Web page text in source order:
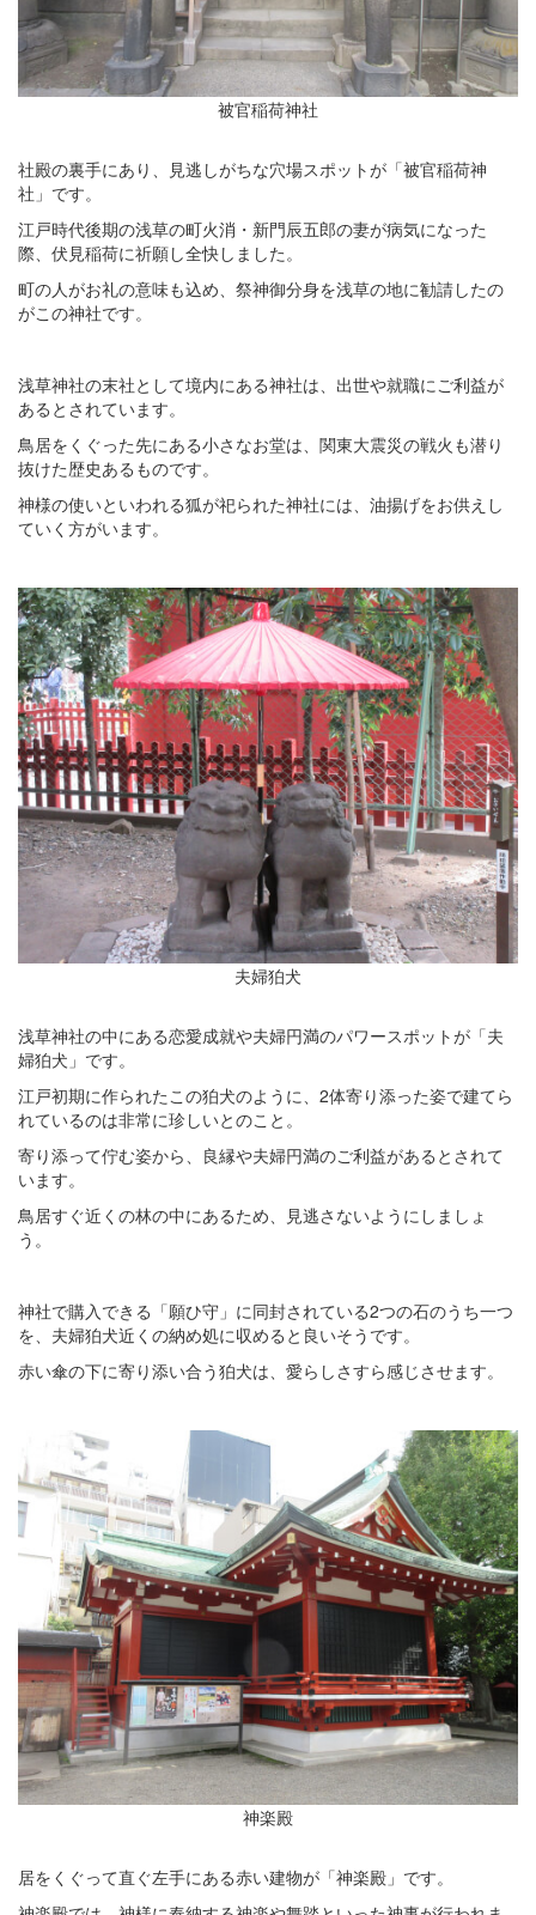
被官稲荷神社
社殿の裏手にあり、見逃しがちな穴場スポットが「被官稲荷神
社」です。
江戸時代後期の浅草の町火消・新門辰五郎の妻が病気になった
際、伏見稲荷に祈願し全快しました。
町の人がお礼の意味も込め、祭神御分身を浅草の地に勧請したの
がこの神社です。
浅草神社の末社として境内にある神社は、出世や就職にご利益が
あるとされています。
鳥居をくぐった先にある小さなお堂は、関東大震災の戦火も潜り
抜けた歴史あるものです。
神様の使いといわれる狐が祀られた神社には、油揚げをお供えし
ていく方がいます。
夫婦狛犬
浅草神社の中にある恋愛成就や夫婦円満のパワースポットが「夫
婦狛犬」です。
江戸初期に作られたこの狛犬のように、2体寄り添った姿で建てら
れているのは非常に珍しいとのこと。
寄り添って佇む姿から、良縁や夫婦円満のご利益があるとされて
います。
鳥居すぐ近くの林の中にあるため、見逃さないようにしましょ
う。
神社で購入できる「願ひ守」に同封されている2つの石のうち一つ
を、夫婦狛犬近くの納め処に収めると良いそうです。
赤い傘の下に寄り添い合う狛犬は、愛らしさすら感じさせます。
神楽殿
居をくぐって直ぐ左手にある赤い建物が「神楽殿」です。